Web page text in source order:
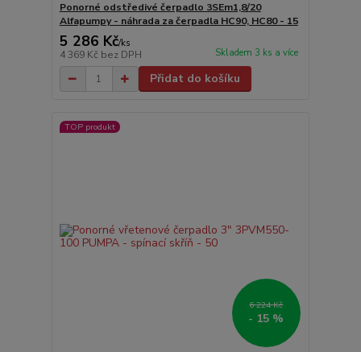
Ponorné odstředivé čerpadlo 3SEm1,8/20
Alfapumpy - náhrada za čerpadla HC90, HC80 - 15
5 286 Kč/ks
4 369 Kč bez DPH Skladem 3 ks a více
Přidat do košíku
TOP produkt
6 224 Kč
- 15 %